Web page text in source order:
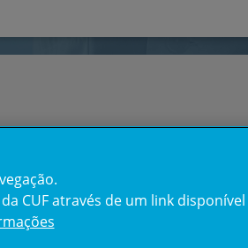
CUF através de um link